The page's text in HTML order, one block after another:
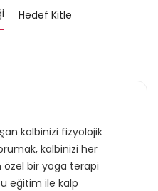
Hedef Kitle
kalbinizi fizyolojik
kalbinizi her
bir yoga terapi
eğitim ile kalp